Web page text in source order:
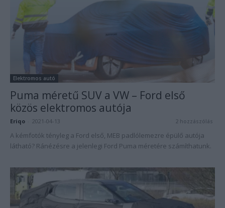
Elektromos autó
Puma méretű SUV a VW – Ford első
közös elektromos autója
Eriqo 2021-04-13 2 hozzászólás
A kémfotók tényleg a Ford első, MEB padlólemezre épülő autója
látható? Ránézésre a jelenlegi Ford Puma méretére számíthatunk.